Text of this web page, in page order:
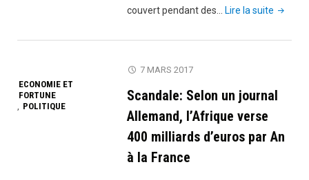
couvert pendant des…
Lire la suite
métier
ECONOMIE ET
FORTUNE
, POLITIQUE
7 MARS 2017
Scandale: Selon un journal
Allemand, l’Afrique verse
400 milliards d’euros par An
à la France